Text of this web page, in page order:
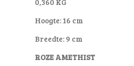
Hoogte: 16 cm
Breedte: 9 cm
ROZE AMETHIST